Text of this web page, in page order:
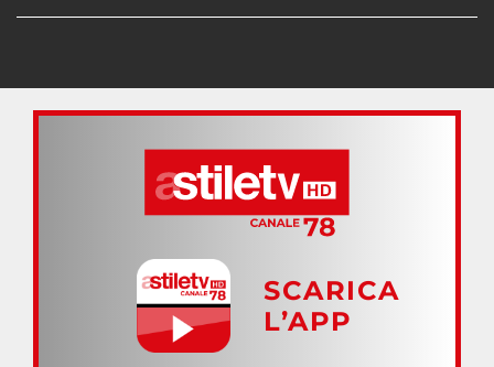
SCARICA
L’APP